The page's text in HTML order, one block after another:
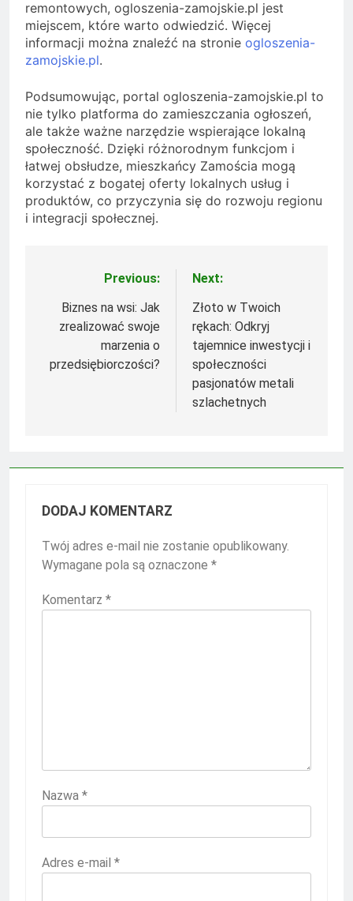
remontowych, ogloszenia-zamojskie.pl jest
miejscem, które warto odwiedzić. Więcej
informacji można znaleźć na stronie ogloszenia-
zamojskie.pl.
Podsumowując, portal ogloszenia-zamojskie.pl to
nie tylko platforma do zamieszczania ogłoszeń,
ale także ważne narzędzie wspierające lokalną
społeczność. Dzięki różnorodnym funkcjom i
łatwej obsłudze, mieszkańcy Zamościa mogą
korzystać z bogatej oferty lokalnych usług i
produktów, co przyczynia się do rozwoju regionu
i integracji społecznej.
Nawigacja
wpisu
Previous:
Biznes na wsi: Jak
zrealizować swoje
marzenia o
przedsiębiorczości?
Next:
Złoto w Twoich
rękach: Odkryj
tajemnice inwestycji i
społeczności
pasjonatów metali
szlachetnych
DODAJ KOMENTARZ
Twój adres e-mail nie zostanie opublikowany.
Wymagane pola są oznaczone *
Komentarz *
Nazwa *
Adres e-mail *